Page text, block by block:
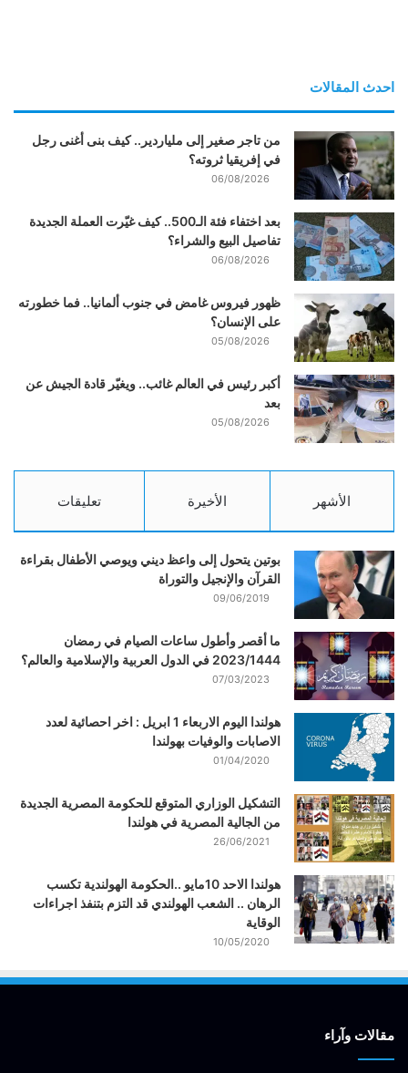
احدث المقالات
من تاجر صغير إلى ملياردير.. كيف بنى أغنى رجل
في إفريقيا ثروته؟
06/08/2026
بعد اختفاء فئة الـ500.. كيف غيّرت العملة الجديدة
تفاصيل البيع والشراء؟
06/08/2026
ظهور فيروس غامض في جنوب ألمانيا.. فما خطورته
على الإنسان؟
05/08/2026
أكبر رئيس في العالم غائب.. ويغيّر قادة الجيش عن
بعد
05/08/2026
الأشهر الأخيرة تعليقات
بوتين يتحول إلى واعظ ديني ويوصي الأطفال بقراءة
القرآن والإنجيل والتوراة
09/06/2019
ما أقصر وأطول ساعات الصيام في رمضان
2023/1444 في الدول العربية والإسلامية والعالم؟
07/03/2023
هولندا اليوم الاربعاء 1 ابريل : اخر احصائية لعدد
الاصابات والوفيات بهولندا
01/04/2020
التشكيل الوزاري المتوقع للحكومة المصرية الجديدة
من الجالية المصرية في هولندا
26/06/2021
هولندا الاحد 10مايو ..الحكومة الهولندية تكسب
الرهان .. الشعب الهولندي قد التزم بتنفذ اجراءات
الوقاية
10/05/2020
مقالات وآراء